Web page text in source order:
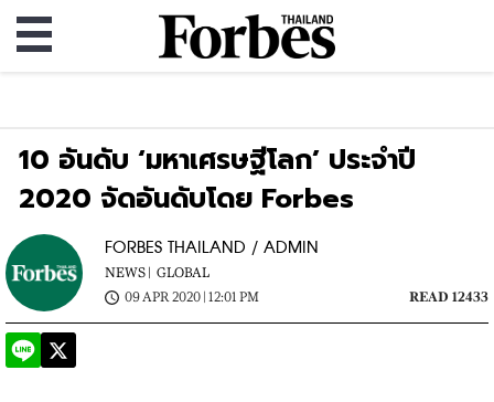
10 อันดับ ‘มหาเศรษฐีโลก’ ประจำปี
2020 จัดอันดับโดย Forbes
FORBES THAILAND / ADMIN
NEWS |
GLOBAL
09 APR 2020 | 12:01 PM
READ 12433